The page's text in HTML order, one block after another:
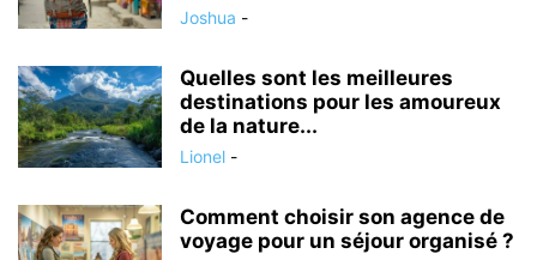
Joshua -
Quelles sont les meilleures
destinations pour les amoureux
de la nature...
Lionel -
Comment choisir son agence de
voyage pour un séjour organisé ?